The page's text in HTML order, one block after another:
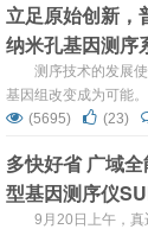
品监督管理局官网 作
的国产基因测序仪，
立足原始创新
纳米孔基因测序
测序技术的发展
基因组改变成为可能
成员。 2024年1月16
举行了2024年一季度
通量纳米孔测序仪
两款配套DNA测序试
(5695) (23)
多快好省 广域
型基因测序仪
9月20日上午，